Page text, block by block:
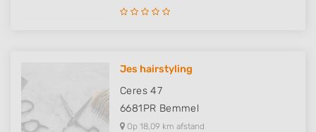
Jes hairstyling
Ceres 47
6681PR Bemmel
Op 18,09 km afstand
Performance
Functional